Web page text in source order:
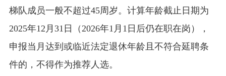
梯队成员一般不超过45周岁。计算年龄截止日期为
2025年12月31日（2026年1月1日后仍在职在岗），
申报当月达到或临近法定退休年龄且不符合延聘条
件的，不得作为推荐人选。